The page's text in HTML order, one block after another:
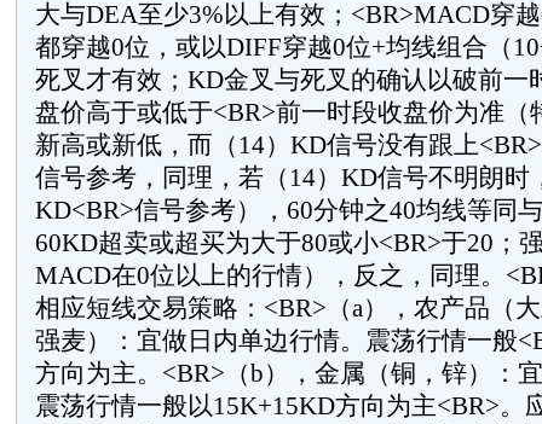
大与DEA至少3%以上有效；<BR>MACD穿
都穿越0位，或以DIFF穿越0位+均线组合（
死叉才有效；KD金叉与死叉的确认以破前一
盘价高于或低于<BR>前一时段收盘价为准（
新高或新低，而（14）KD信号没有跟上
信号参考，同理，若（14）KD信号不明朗时
KD<BR>信号参考），60分钟之40均线等同
60KD超卖或超买为大于80或小<BR>于20；
MACD在0位以上的行情），反之，同理。
相应短线交易策略：<BR>（a），农产品（
强麦）：宜做日内单边行情。震荡行情一般
方向为主。<BR>（b），金属（铜，锌）：
震荡行情一般以15K+15KD方向为主<BR>。